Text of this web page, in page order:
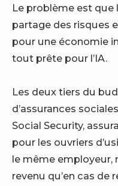
Le problème est que
partage des risques
pour une économie
tout prête pour l’IA.
Les deux tiers du
d’assurances
Social Security,
pour les ouvriers
le même employeur,
revenu qu’en cas